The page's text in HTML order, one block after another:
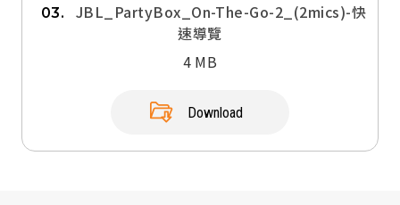
03.
JBL_PartyBox_On-The-Go-2_(2mics)-快
速導覽
4 MB
Download